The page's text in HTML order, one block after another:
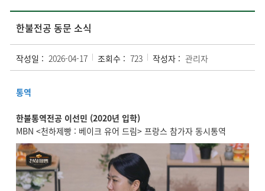
한불전공 동문 소식
작성일 : 2026-04-17 조회수 : 723 작성자 : 관리자
통역
한불통역전공 이선민 (2020년 입학)
MBN <천하제빵 : 베이크 유어 드림> 프랑스 참가자 동시통역